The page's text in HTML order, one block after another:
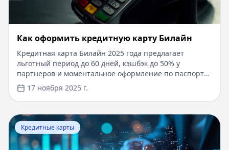
​Как оформить кредитную карту Билайн
Кредитная карта Билайн 2025 года предлагает
льготный период до 60 дней, кэшбэк до 50% у
партнеров и моментальное оформление по паспорту.
Заемные средства до 300 000 рублей доступны без
подтверждения дохода. Узнайте, как получить карту с
выгодными условиями и управлять финансами
эффективно. Для сравнения кредитных продуктов и
выбора оптимального решения воспользуйтесь
сервисом Кредитный Зай, где собраны актуальные
предложения от ведущих банков
17 ноября 2025 г.
Перейти к статье:Что такое паи фондов?
Кредитные карты